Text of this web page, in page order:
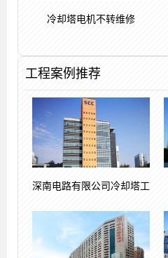
冷却塔电机不转维修
工程案例推荐
深南电路有限公司冷却塔工